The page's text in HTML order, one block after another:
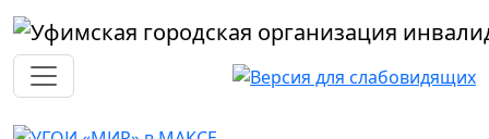
Перейти к основному содержанию